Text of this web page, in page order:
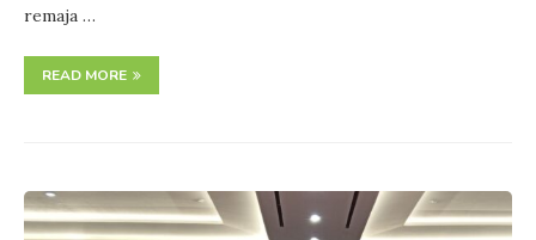
remaja …
READ MORE